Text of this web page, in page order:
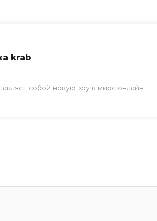
krab
собой новую эру в мире онлайн-